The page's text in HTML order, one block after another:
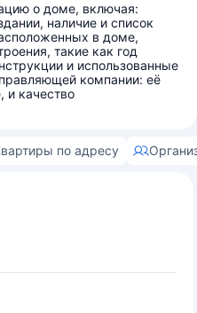
о доме, включая:
наличие и список
в доме,
такие как год
и использованные
компании: её
и качество
по адресу